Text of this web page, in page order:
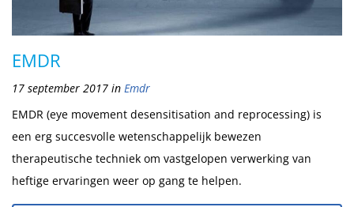
EMDR
17 september 2017 in Emdr
EMDR (eye movement desensitisation and reprocessing) is
een erg succesvolle wetenschappelijk bewezen
therapeutische techniek om vastgelopen verwerking van
heftige ervaringen weer op gang te helpen.